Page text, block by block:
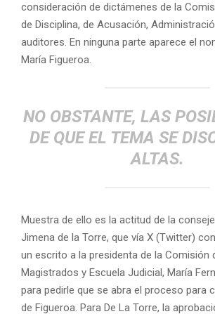
consideración de dictámenes de la
de Disciplina, de Acusación,
auditores. En ninguna parte aparece el
María Figueroa.
NO OBSTANTE, LAS
DE QUE EL TEMA SE
ALTAS.
Muestra de ello es la actitud de la
Jimena de la Torre, que vía X (Twitter)
un escrito a la presidenta de la Comisión
Magistrados y Escuela Judicial, María
para pedirle que se abra el proceso para
de Figueroa. Para De La Torre, la